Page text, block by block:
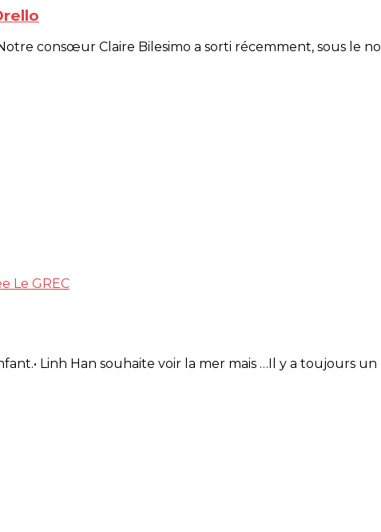
consœur Claire Bilesimo a sorti récemment, sous le
Le GREC
Linh Han souhaite voir la mer mais …Il y a toujours